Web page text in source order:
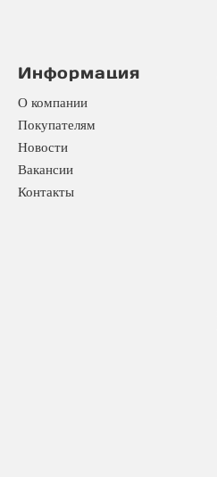
Информация
О компании
Покупателям
Новости
Вакансии
Контакты